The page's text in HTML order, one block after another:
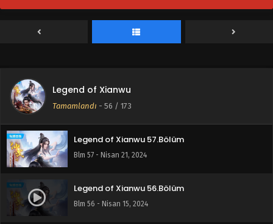
Legend of Xianwu
Tamamlandı - 56 / 173
Blm 60 - Mayıs 12, 2024
Legend of Xianwu 59.Bölüm
Legend of Xianwu 58.Bölüm
Blm 58 - Nisan 28, 2024
Legend of Xianwu 57.Bölüm
Blm 57 - Nisan 21, 2024
Legend of Xianwu 56.Bölüm
Blm 56 - Nisan 15, 2024